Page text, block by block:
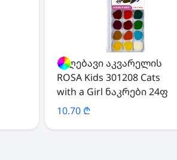
საღებავი აკვარელის
ROSA Kids 301208 Cats
with a Girl ნაკრები 24ფ
10.70 ₾